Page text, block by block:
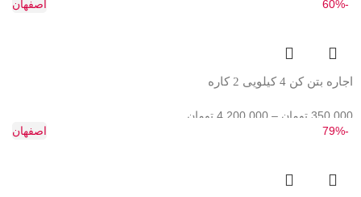
-60%
اصفهان
اجاره بتن کن 4 کیلویی 2 کاره
350,000 تومان –
4,200,000 تومان
-79%
اصفهان